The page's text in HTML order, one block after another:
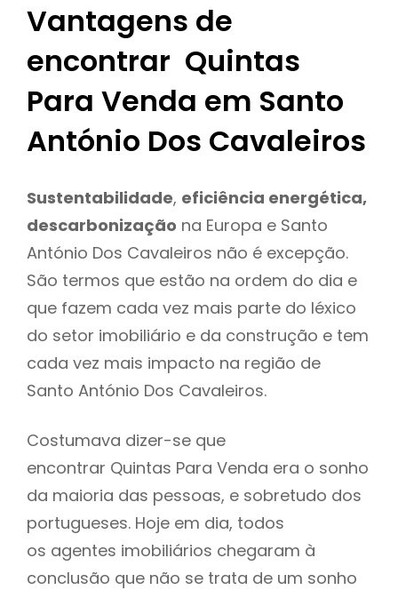
Vantagens de
encontrar Quintas
Para Venda em Santo
António Dos Cavaleiros
Sustentabilidade, eficiência energética,
descarbonização na Europa e Santo
António Dos Cavaleiros não é excepção.
São termos que estão na ordem do dia e
que fazem cada vez mais parte do léxico
do setor imobiliário e da construção e tem
cada vez mais impacto na região de
Santo António Dos Cavaleiros.
Costumava dizer-se que
encontrar Quintas Para Venda era o sonho
da maioria das pessoas, e sobretudo dos
portugueses. Hoje em dia, todos
os agentes imobiliários chegaram à
conclusão que não se trata de um sonho